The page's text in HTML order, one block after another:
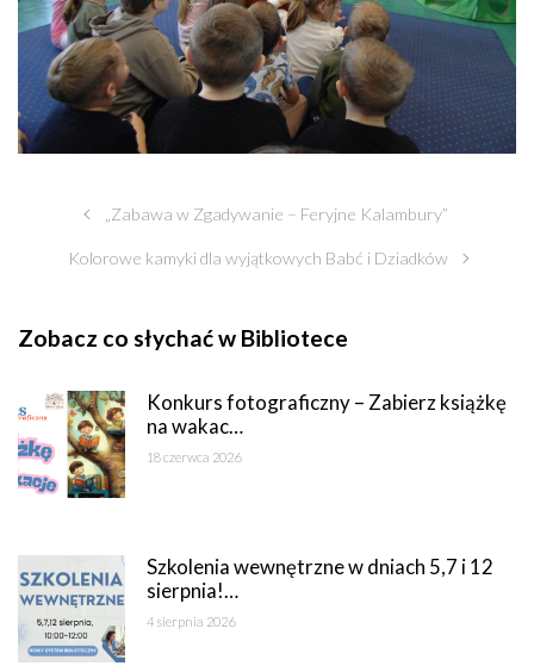
„Zabawa w Zgadywanie – Feryjne Kalambury”
Kolorowe kamyki dla wyjątkowych Babć i Dziadków
Zobacz co słychać w Bibliotece
Konkurs fotograficzny – Zabierz książkę
na wakac…
18 czerwca 2026
Szkolenia wewnętrzne w dniach 5,7 i 12
sierpnia!…
4 sierpnia 2026